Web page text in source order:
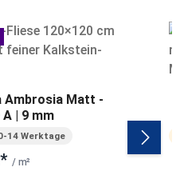
Ambrosia Matt -
A | 9 mm
14 Werktage
/ m²